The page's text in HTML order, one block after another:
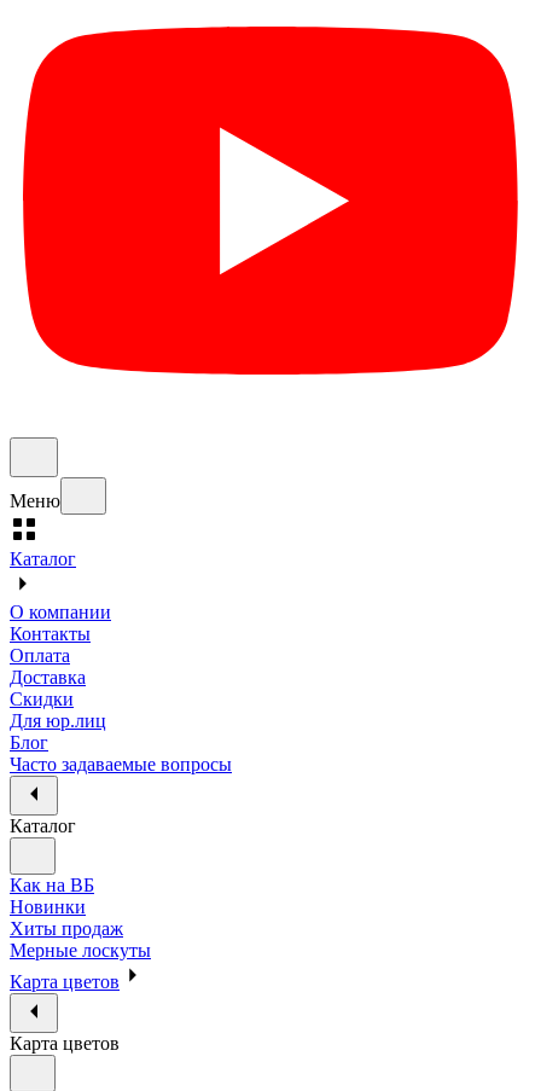
Меню
Каталог
О компании
Контакты
Оплата
Доставка
Скидки
Для юр.лиц
Блог
Часто задаваемые вопросы
Каталог
Как на ВБ
Новинки
Хиты продаж
Мерные лоскуты
Карта цветов
Карта цветов